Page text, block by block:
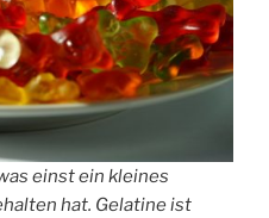
einst ein kleines
hat. Gelatine ist